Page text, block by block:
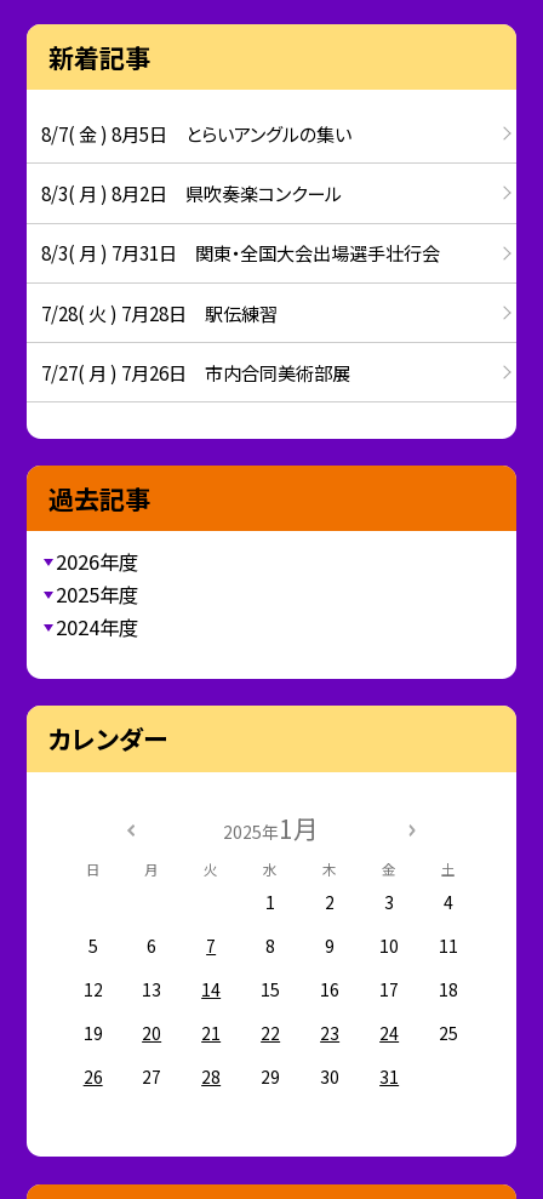
新着記事
8/7( 金 ) 8月5日 とらいアングルの集い
8/3( 月 ) 8月2日 県吹奏楽コンクール
8/3( 月 ) 7月31日 関東・全国大会出場選手壮行会
7/28( 火 ) 7月28日 駅伝練習
7/27( 月 ) 7月26日 市内合同美術部展
過去記事
2026年度
2025年度
2024年度
カレンダー
2025年1月
日 月 火 水 木 金 土
1 2 3
4
5
6 7 8 9 10
11
12
13 14 15 16 17
18
19
20 21 22 23 24
25
26
27 28 29 30 31